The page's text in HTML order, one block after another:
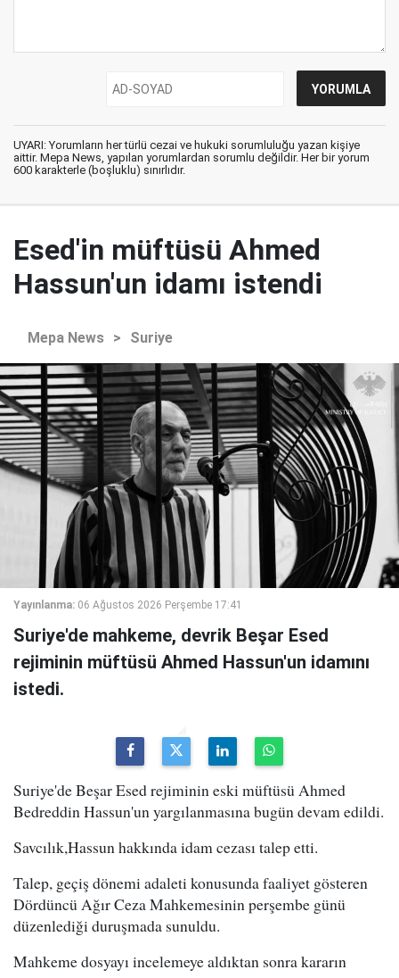
UYARI: Yorumların her türlü cezai ve hukuki sorumluluğu yazan kişiye
aittir. Mepa News, yapılan yorumlardan sorumlu değildir. Her bir yorum
600 karakterle (boşluklu) sınırlıdır.
Esed'in müftüsü Ahmed
Hassun'un idamı istendi
Mepa News > Suriye
Yayınlanma: 06 Ağustos 2026 Perşembe 17:41
Suriye'de mahkeme, devrik Beşar Esed
rejiminin müftüsü Ahmed Hassun'un idamını
istedi.
Suriye'de Beşar Esed rejiminin eski müftüsü Ahmed
Bedreddin Hassun'un yargılanmasına bugün devam edildi.
Savcılık,Hassun hakkında idam cezası talep etti.
Talep, geçiş dönemi adaleti konusunda faaliyet gösteren
Dördüncü Ağır Ceza Mahkemesinin perşembe günü
düzenlediği duruşmada sunuldu.
Mahkeme dosyayı incelemeye aldıktan sonra kararın